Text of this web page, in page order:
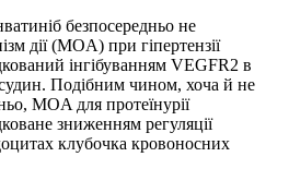
безпосередньо не
дії (MOA) при гіпертензії
інгібуванням VEGFR2 в
Подібним чином, хоча й не
MOA для протеїнурії
зниженням регуляції
клубочка кровоносних